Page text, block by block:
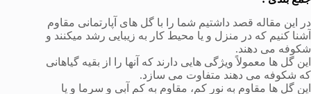
در این مقاله قصد داشتیم شما را با گل های آپارتمانی مقاوم
آشنا کنیم که در منزل و یا محیط کار به زیبایی رشد میکنند و
شکوفه می دهند.
این گل ها معمولاً ویژگی هایی دارند که آنها را از بقیه گیاهانی
که شکوفه می دهند متفاوت می سازد.
این گل ها مقاوم به نور کم، مقاوم به کم آبی و سرما و یا